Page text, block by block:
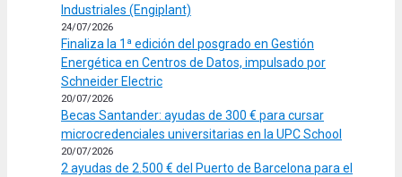
Industriales (Engiplant)
24/07/2026
Finaliza la 1ª edición del posgrado en Gestión
Energética en Centros de Datos, impulsado por
Schneider Electric
20/07/2026
Becas Santander: ayudas de 300 € para cursar
microcredenciales universitarias en la UPC School
20/07/2026
2 ayudas de 2.500 € del Puerto de Barcelona para el